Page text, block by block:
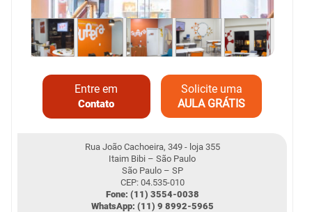
Entre em
Contato
Solicite uma
AULA GRÁTIS
Rua João Cachoeira, 349 - loja 355
Itaim Bibi – São Paulo
São Paulo – SP
CEP: 04.535-010
Fone: (11) 3554-0038
WhatsApp: (11) 9 8992-5965